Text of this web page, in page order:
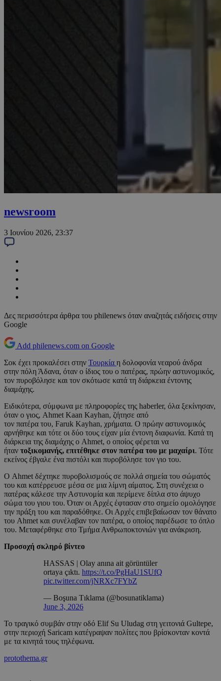
newsroom
3 Ιουνίου 2026, 23:37
Δες περισσότερα άρθρα του philenews όταν αναζητάς ειδήσεις στην
Google
Add philenews.com on Google
Σοκ έχει προκαλέσει στην Τουρκία η δολοφονία νεαρού άνδρα
στην πόλη Άδανα, όταν ο ίδιος του ο πατέρας, πρώην αστυνομικός,
τον πυροβόλησε και τον σκότωσε κατά τη διάρκεια έντονης
διαμάχης.
Ειδικότερα, σύμφωνα με πληροφορίες της haberler, όλα ξεκίνησαν,
όταν ο γιος, Ahmet Kaan Kayhan, ζήτησε από
τον πατέρα του, Faruk Kayhan, χρήματα. Ο πρώην αστυνομικός
αρνήθηκε και τότε οι δύο τους είχαν μία έντονη διαφωνία. Κατά τη
διάρκεια της διαμάχης ο Ahmet, ο οποίος φέρεται να
ήταν τοξικομανής, επιτέθηκε στον πατέρα του με μαχαίρι. Τότε
εκείνος έβγαλε ένα πιστόλι και πυροβόλησε τον γιο του.
Ο Ahmet δέχτηκε πυροβολισμούς σε πολλά σημεία του σώματός
του και κατέρρευσε μέσα σε μια λίμνη αίματος. Στη συνέχεια ο
πατέρας κάλεσε την Αστυνομία και περίμενε δίπλα στο άψυχο
σώμα του γιου του. Όταν οι Αρχές έφτασαν στο σημείο ομολόγησε
την πράξη του και παραδόθηκε. Οι Αρχές επιβεβαίωσαν τον θάνατο
του Ahmet και συνέλαβαν τον πατέρα, ο οποίος παρέδωσε το όπλο
του. Μεταφέρθηκε στο Τμήμα Ανθρωποκτονιών για ανάκριση.
Προσοχή σκληρό βίντεο
HASSAS | Olay anına ait görüntüler
ortaya çıktı. https://t.co/PgHaU1SUfQ
pic.twitter.com/jNRXc7FYbZ
— Boşuna Tıklama (@bosunatiklama)
June 3, 2026
Το τραγικό συμβάν στην οδό Elif Su Uludag στη γειτονιά Gultepe,
στην περιοχή Saricam κατέγραψαν πολίτες που βρίσκονταν κοντά
με τα κινητά τους τηλέφωνα.
protothema.gr